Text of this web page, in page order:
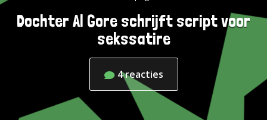
Dochter Al Gore schrijft script voor
sekssatire
4reacties